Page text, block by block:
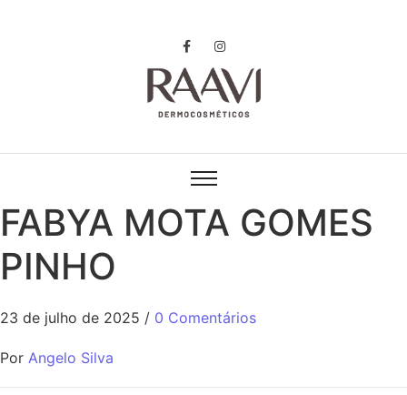
FABYA MOTA GOMES
PINHO
23 de julho de 2025 / 0 Comentários
Por Angelo Silva